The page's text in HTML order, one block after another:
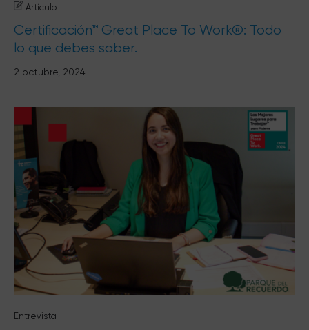
Artículo
Certificación™ Great Place To Work®: Todo
lo que debes saber.
2 octubre, 2024
Entrevista